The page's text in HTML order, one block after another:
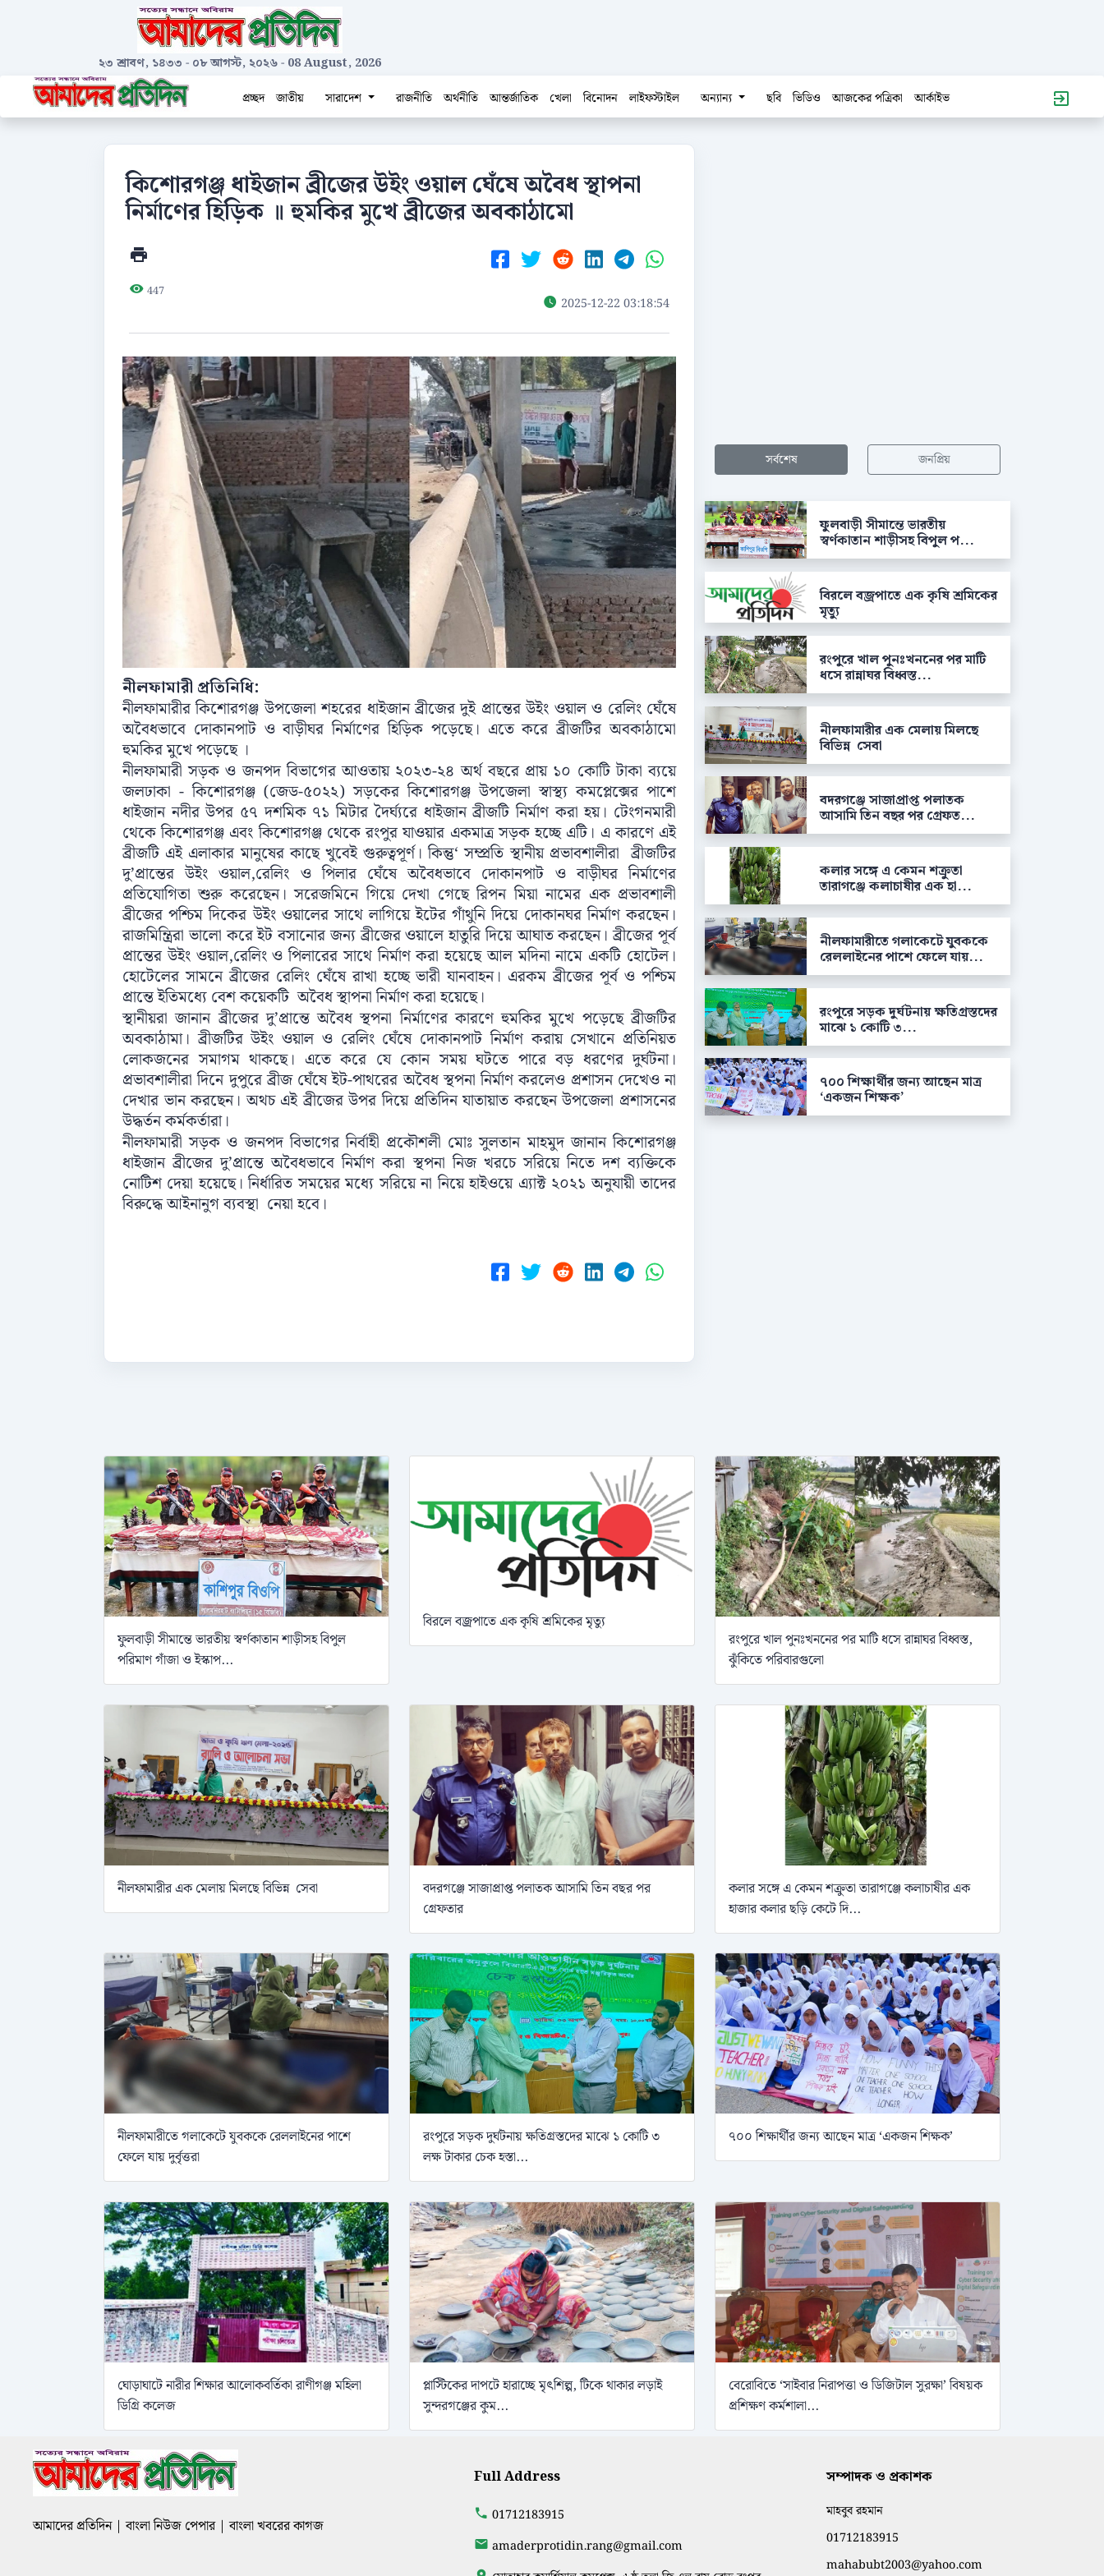
২৩ শ্রাবণ, ১৪৩৩ - ০৮ আগস্ট, ২০২৬- 08 August, 2026
প্রচ্ছদ
জাতীয় সারাদেশ রাজনীতি অর্থনীতি আন্তর্জাতিক খেলা বিনোদন লাইফস্টাইল অন্যান্য ছবি ভিডিও আজকের পত্রিকা আর্কাইভ
কিশোরগঞ্জ ধাইজান ব্রীজের উইং ওয়াল ঘেঁষে অবৈধ স্থাপনা
নির্মাণের হিড়িক ॥ হুমকির মুখে ব্রীজের অবকাঠামো
447
2025-12-22 03:18:54
নীলফামারী প্রতিনিধি:
নীলফামারীর কিশোরগঞ্জ উপজেলা শহরের ধাইজান ব্রীজের দুই প্রান্তের উইং ওয়াল ও রেলিং ঘেঁষে
অবৈধভাবে দোকানপাট ও বাড়ীঘর নির্মাণের হিড়িক পড়েছে। এতে করে ব্রীজটির অবকাঠামো
হুমকির মুখে পড়েছে ।
নীলফামারী সড়ক ও জনপদ বিভাগের আওতায় ২০২৩-২৪ অর্থ বছরে প্রায় ১০ কোটি টাকা ব্যয়ে
জলঢাকা - কিশোরগঞ্জ (জেড-৫০২২) সড়কের কিশোরগঞ্জ উপজেলা স্বাস্থ্য কমপ্লেক্সের পাশে
ধাইজান নদীর উপর ৫৭ দশমিক ৭১ মিটার দৈর্ঘ্যরে ধাইজান ব্রীজটি নির্মাণ করা হয়। টেংগনমারী
থেকে কিশোরগঞ্জ এবং কিশোরগঞ্জ থেকে রংপুর যাওয়ার একমাত্র সড়ক হচ্ছে এটি। এ কারণে এই
ব্রীজটি এই এলাকার মানুষের কাছে খুবেই গুরুত্বপূর্ণ। কিন্তু‘ সম্প্রতি স্থানীয় প্রভাবশালীরা ব্রীজটির
দু’প্রান্তের উইং ওয়াল,রেলিং ও পিলার ঘেঁষে অবৈধভাবে দোকানপাট ও বাড়ীঘর নির্মাণের
প্রতিযোগিতা শুরু করেছেন। সরেজমিনে গিয়ে দেখা গেছে রিপন মিয়া নামের এক প্রভাবশালী
ব্রীজের পশ্চিম দিকের উইং ওয়ালের সাথে লাগিয়ে ইটের গাঁথুনি দিয়ে দোকানঘর নির্মাণ করছেন।
রাজমিন্ত্রিরা ভালো করে ইট বসানোর জন্য ব্রীজের ওয়ালে হাতুরি দিয়ে আঘাত করছেন। ব্রীজের পূর্ব
প্রান্তের উইং ওয়াল,রেলিং ও পিলারের সাথে নির্মাণ করা হয়েছে আল মদিনা নামে একটি হোটেল।
হোটেলের সামনে ব্রীজের রেলিং ঘেঁষে রাখা হচ্ছে ভারী যানবাহন। এরকম ব্রীজের পূর্ব ও পশ্চিম
প্রান্তে ইতিমধ্যে বেশ কয়েকটি অবৈধ স্থাপনা নির্মাণ করা হয়েছে।
স্থানীয়রা জানান ব্রীজের দু’প্রান্তে অবৈধ স্থপনা নির্মাণের কারণে হুমকির মুখে পড়েছে ব্রীজটির
অবকাঠামা। ব্রীজটির উইং ওয়াল ও রেলিং ঘেঁষে দোকানপাট নির্মাণ করায় সেখানে প্রতিনিয়ত
লোকজনের সমাগম থাকছে। এতে করে যে কোন সময় ঘটতে পারে বড় ধরণের দুর্ঘটনা।
প্রভাবশালীরা দিনে দুপুরে ব্রীজ ঘেঁষে ইট-পাথরের অবৈধ স্থপনা নির্মাণ করলেও প্রশাসন দেখেও না
দেখার ভান করছেন। অথচ এই ব্রীজের উপর দিয়ে প্রতিদিন যাতায়াত করছেন উপজেলা প্রশাসনের
উদ্ধর্তন কর্মকর্তারা।
নীলফামারী সড়ক ও জনপদ বিভাগের নির্বাহী প্রকৌশলী মোঃ সুলতান মাহমুদ জানান কিশোরগঞ্জ
ধাইজান ব্রীজের দু’প্রান্তে অবৈধভাবে নির্মাণ করা স্থপনা নিজ খরচে সরিয়ে নিতে দশ ব্যক্তিকে
নোটিশ দেয়া হয়েছে। নির্ধারিত সময়ের মধ্যে সরিয়ে না নিয়ে হাইওয়ে এ্যাক্ট ২০২১ অনুযায়ী তাদের
বিরুদ্ধে আইনানুগ ব্যবস্থা নেয়া হবে।
সর্বশেষ জনপ্রিয়
ফুলবাড়ী সীমান্তে ভারতীয়
স্বর্ণকাতান শাড়ীসহ বিপুল প...
বিরলে বজ্রপাতে এক কৃষি শ্রমিকের
মৃত্যু
রংপুরে খাল পুনঃখননের পর মাটি
ধসে রান্নাঘর বিধ্বস্ত...
নীলফামারীর এক মেলায় মিলছে
বিভিন্ন সেবা
বদরগঞ্জে সাজাপ্রাপ্ত পলাতক
আসামি তিন বছর পর গ্রেফত...
কলার সঙ্গে এ কেমন শক্রুতা
তারাগঞ্জে কলাচাষীর এক হা...
নীলফামারীতে গলাকেটে যুবককে
রেললাইনের পাশে ফেলে যায়...
রংপুরে সড়ক দুর্ঘটনায় ক্ষতিগ্রস্তদের
মাঝে ১ কোটি ৩...
৭০০ শিক্ষার্থীর জন্য আছেন মাত্র
‘একজন শিক্ষক’
ফুলবাড়ী সীমান্তে ভারতীয় স্বর্ণকাতান শাড়ীসহ বিপুল
পরিমাণ গাঁজা ও ইস্কাপ...
বিরলে বজ্রপাতে এক কৃষি শ্রমিকের মৃত্যু
রংপুরে খাল পুনঃখননের পর মাটি ধসে রান্নাঘর বিধ্বস্ত,
ঝুঁকিতে পরিবারগুলো
নীলফামারীর এক মেলায় মিলছে বিভিন্ন সেবা
বদরগঞ্জে সাজাপ্রাপ্ত পলাতক আসামি তিন বছর পর
গ্রেফতার
কলার সঙ্গে এ কেমন শক্রুতা তারাগঞ্জে কলাচাষীর এক
হাজার কলার ছড়ি কেটে দি...
নীলফামারীতে গলাকেটে যুবককে রেললাইনের পাশে
ফেলে যায় দুর্বৃত্তরা
রংপুরে সড়ক দুর্ঘটনায় ক্ষতিগ্রস্তদের মাঝে ১ কোটি ৩
লক্ষ টাকার চেক হস্তা...
৭০০ শিক্ষার্থীর জন্য আছেন মাত্র ‘একজন শিক্ষক’
ঘোড়াঘাটে নারীর শিক্ষার আলোকবর্তিকা রাণীগঞ্জ মহিলা
ডিগ্রি কলেজ
প্লাস্টিকের দাপটে হারাচ্ছে মৃৎশিল্প, টিকে থাকার লড়াই
সুন্দরগঞ্জের কুম...
বেরোবিতে ‘সাইবার নিরাপত্তা ও ডিজিটাল সুরক্ষা’ বিষয়ক
প্রশিক্ষণ কর্মশালা...
আমাদের প্রতিদিন | বাংলা নিউজ পেপার | বাংলা খবরের কাগজ
Full Address
01712183915
amaderprotidin.rang@gmail.com
সম্পাদক ও প্রকাশক
মাহবুব রহমান
01712183915
mahabubt2003@yahoo.com